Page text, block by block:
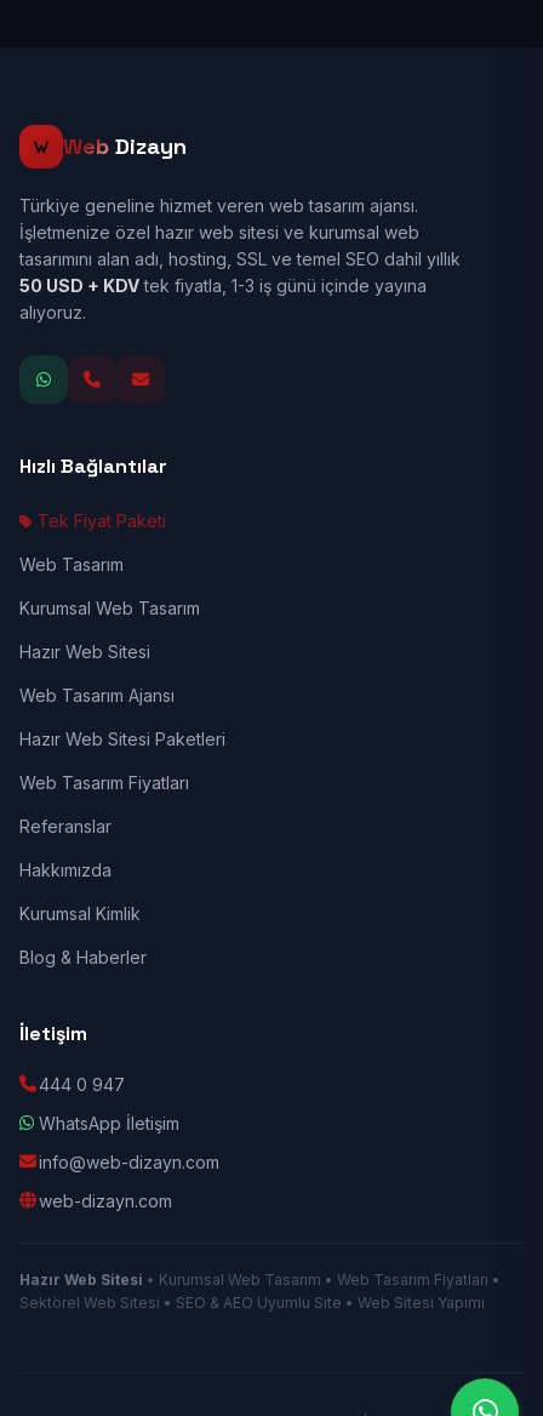
Web Dizayn
Türkiye geneline hizmet veren web tasarım ajansı.
İşletmenize özel hazır web sitesi ve kurumsal web
tasarımını alan adı, hosting, SSL ve temel SEO dahil yıllık
50 USD + KDVtek fiyatla, 1-3 iş günü içinde yayına
alıyoruz.
Hızlı Bağlantılar
Tek Fiyat Paketi
Web Tasarım
Kurumsal Web Tasarım
Hazır Web Sitesi
Web Tasarım Ajansı
Hazır Web Sitesi Paketleri
Web Tasarım Fiyatları
Referanslar
Hakkımızda
Kurumsal Kimlik
Blog & Haberler
İletişim
444 0 947
WhatsApp İletişim
info@web-dizayn.com
web-dizayn.com
Hazır Web Sitesi • Kurumsal Web Tasarım • Web Tasarım Fiyatları •
Sektörel Web Sitesi • SEO & AEO Uyumlu Site • Web Sitesi Yapımı